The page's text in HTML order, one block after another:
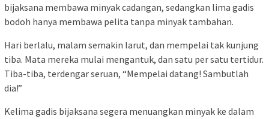
bijaksana membawa minyak cadangan, sedangkan lima gadis
bodoh hanya membawa pelita tanpa minyak tambahan.
Hari berlalu, malam semakin larut, dan mempelai tak kunjung
tiba. Mata mereka mulai mengantuk, dan satu per satu tertidur.
Tiba-tiba, terdengar seruan, “Mempelai datang! Sambutlah
dia!”
Kelima gadis bijaksana segera menuangkan minyak ke dalam